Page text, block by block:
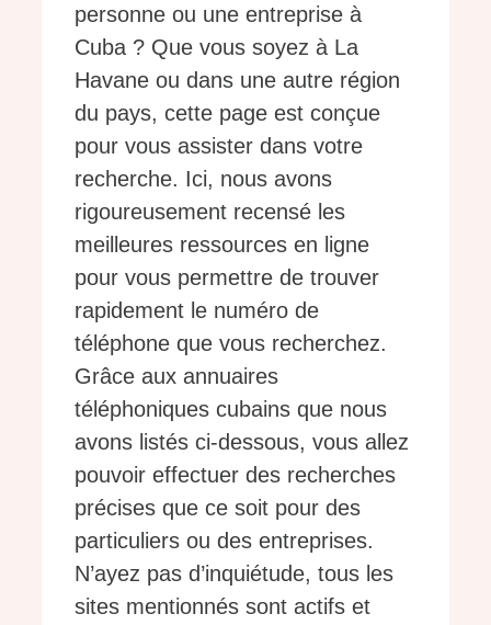
personne ou une entreprise à
Cuba ? Que vous soyez à La
Havane ou dans une autre région
du pays, cette page est conçue
pour vous assister dans votre
recherche. Ici, nous avons
rigoureusement recensé les
meilleures ressources en ligne
pour vous permettre de trouver
rapidement le numéro de
téléphone que vous recherchez.
Grâce aux annuaires
téléphoniques cubains que nous
avons listés ci-dessous, vous allez
pouvoir effectuer des recherches
précises que ce soit pour des
particuliers ou des entreprises.
N’ayez pas d’inquiétude, tous les
sites mentionnés sont actifs et